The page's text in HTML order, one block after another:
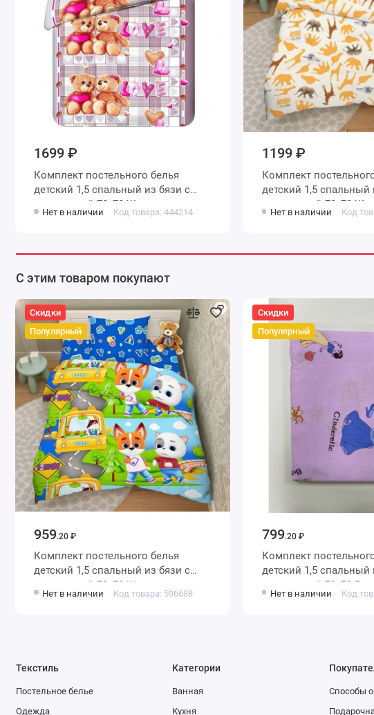
1699 ₽
Комплект постельного белья
детский 1,5 спальный из бязи с
наволочкой 70х70 Животные
Василиса
Нет в наличии Код товара: 444214
1199 ₽
Комплект
детский 1,5 спальный из поплина с
наволочкой 70х70
Василиса
Нет в наличии Код
С этим товаром покупают
Скидки
Популярный
959.20 ₽
Комплект постельного белья
детский 1,5 спальный из бязи с
наволочкой 70х70 Животные
Василиса
Нет в наличии Код товара: 596688
Скидки
Популярный
799.20 ₽
Комплект
детский 1,5 спальный из бязи с
наволочкой 70х70
Василиса
Нет в наличии Код
Текстиль
Постельное белье
Одежда
Категории
Ванная
Кухня
Способы